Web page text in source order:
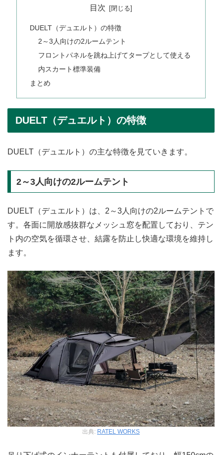
目次
DUELT（デュエルト）の特徴
2～3人向けの2ルームテント
フロントパネルを跳ね上げてタープとして使える
内スカート標準装備
まとめ
DUELT（デュエルト）の特徴
DUELT（デュエルト）の主な特徴を見ていきます。
2～3人向けの2ルームテント
DUELT（デュエルト）は、2～3人向けの2ルームテントで
す。各面に開放感抜群なメッシュ窓を配置しており、テン
ト内の空気を循環させ、結露を防止し快適な環境を維持し
ます。
出典: RATEL WORKS